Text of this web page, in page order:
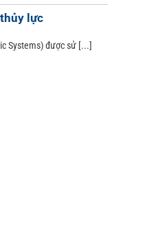
lực
Systems) được sử [...]